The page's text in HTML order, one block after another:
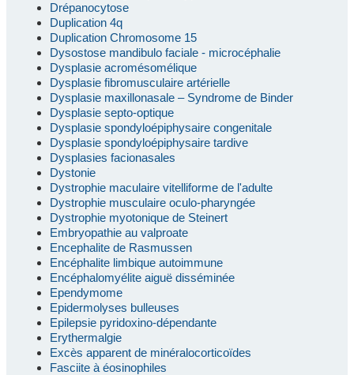
Drépanocytose
Duplication 4q
Duplication Chromosome 15
Dysostose mandibulo faciale - microcéphalie
Dysplasie acromésomélique
Dysplasie fibromusculaire artérielle
Dysplasie maxillonasale – Syndrome de Binder
Dysplasie septo-optique
Dysplasie spondyloépiphysaire congenitale
Dysplasie spondyloépiphysaire tardive
Dysplasies facionasales
Dystonie
Dystrophie maculaire vitelliforme de l'adulte
Dystrophie musculaire oculo-pharyngée
Dystrophie myotonique de Steinert
Embryopathie au valproate
Encephalite de Rasmussen
Encéphalite limbique autoimmune
Encéphalomyélite aiguë disséminée
Ependymome
Epidermolyses bulleuses
Epilepsie pyridoxino-dépendante
Erythermalgie
Excès apparent de minéralocorticoïdes
Fasciite à éosinophiles